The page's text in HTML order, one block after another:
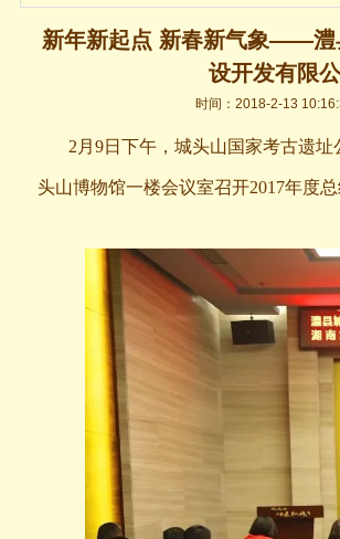
新年新起点 新春新气象——澧
设开发有限
时间：2018-2-13
2月9日下午，城头山国家考古遗
头山博物馆一楼会议室召开2017年度总